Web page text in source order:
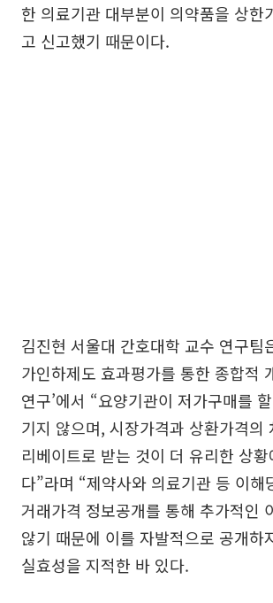
한 의료기관 대부분이 의약품을 상한
고 신고했기 때문이다.
김진현 서울대 간호대학 교수 연구팀
가인하제도 효과평가를 통한 종합적
연구’에서 “요양기관이 저가구매를
기지 않으며, 시장가격과 상환가격의
리베이트로 받는 것이 더 유리한 상
다”라며 “제약사와 의료기관 등 이해
거래가격 정보공개를 통해 추가적인
않기 때문에 이를 자발적으로 공개하
실효성을 지적한 바 있다.